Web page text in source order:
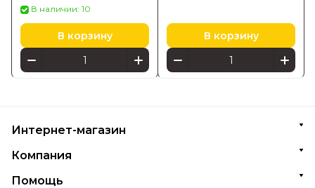
В наличии: 10
В корзину В корзину
Интернет-магазин
Компания
Помощь